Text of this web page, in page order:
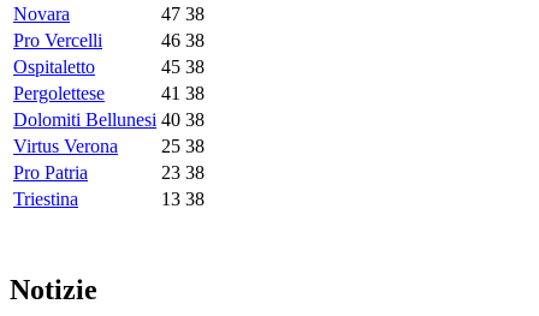
Novara
47 38
Pro Vercelli
46 38
Ospitaletto
45 38
Pergolettese
41 38
Dolomiti Bellunesi 40 38
Virtus Verona
25 38
Pro Patria
23 38
Triestina
13 38
Notizie